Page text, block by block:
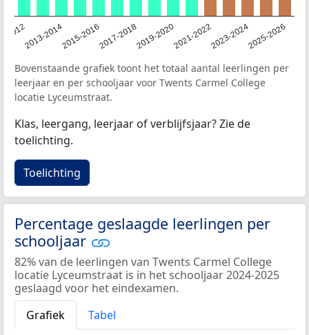
20122013-20142015-20162017-20182019-20202021-20222023-20242025-2026
Bovenstaande grafiek toont het totaal aantal leerlingen per
leerjaar en per schooljaar voor Twents Carmel College
locatie Lyceumstraat.
Klas, leergang, leerjaar of verblijfsjaar? Zie de
toelichting.
Toelichting
Percentage geslaagde leerlingen per
schooljaar
82% van de leerlingen van Twents Carmel College
locatie Lyceumstraat is in het schooljaar 2024-2025
geslaagd voor het eindexamen.
Grafiek
Tabel